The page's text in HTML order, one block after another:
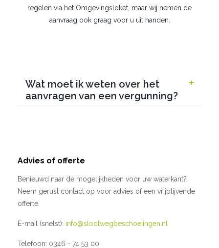
regelen via het Omgevingsloket, maar wij nemen de
aanvraag ook graag voor u uit handen.
Wat moet ik weten over het
aanvragen van een vergunning?
Advies of offerte
Benieuwd naar de mogelijkheden voor uw waterkant?
Neem gerust contact op voor advies of een vrijblijvende
offerte.
E-mail (snelst): info@slootwegbeschoeiingen.nl
Telefoon: 0346 - 74 53 00